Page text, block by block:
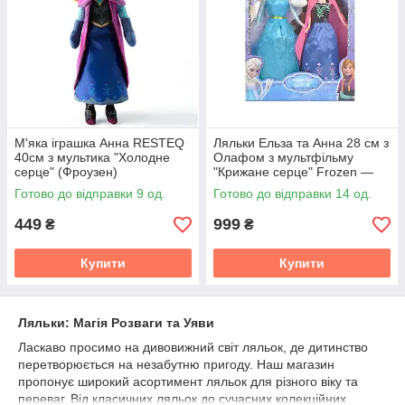
улюбленою і дбайливо зберігається іграшкою кожної дитини.
Ляльки з мультфільмів можна купити в нашому інтернет-
магазині. Всі товари виконані з якісних та безпечних
матеріалів. Кожна деталь іграшок продумана та зроблена з
особливою ретельністю. Тому навіть найприскіпливіші хлопці
легко повірять, що лялька є тим самим улюбленим героєм з
мультфільму.
М'яка іграшка Анна RESTEQ
40см з мультика "Холодне
серце" (Фроузен)
Готово до відправки 9 од.
449 ₴
Купити
Ляльки Ельза та Анна 28 см з
Олафом з мультфільму
"Крижане серце" Frozen —
набір ляльок Ельза і Анна у
класичних вбраннях,
Готово до відправки 14 од.
999 ₴
Купити
Ляльки: Магія Розваги та Уяви
Ласкаво просимо на дивовижний світ ляльок, де дитинство
перетворюється на незабутню пригоду. Наш магазин
пропонує широкий асортимент ляльок для різного віку та
переваг. Від класичних ляльок до сучасних колекційних